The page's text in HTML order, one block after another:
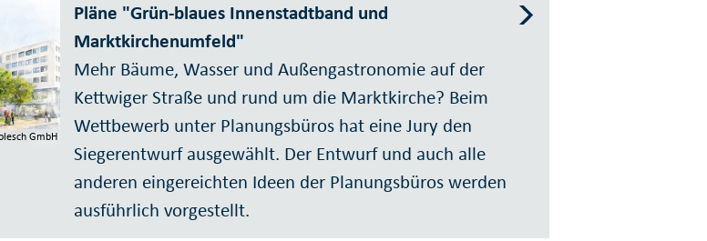
GmbH
Pläne "Grün-blaues Innenstadtband und
Marktkirchenumfeld"
Mehr Bäume, Wasser und Außengastronomie auf der
Kettwiger Straße und rund um die Marktkirche? Beim
Wettbewerb unter Planungsbüros hat eine Jury den
Siegerentwurf ausgewählt. Der Entwurf und auch alle
anderen eingereichten Ideen der Planungsbüros werden
ausführlich vorgestellt.